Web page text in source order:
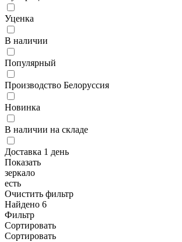
Уценка
В наличии
Популярный
Производство Белоруссия
Новинка
В наличии на складе
Доставка 1 день
Показать
зеркало
есть
Очистить фильтр
Найдено 6
Фильтр
Сортировать
Сортировать